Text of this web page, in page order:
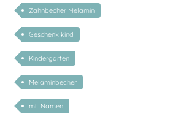
Zahnbecher Melamin
Geschenk kind
Kindergarten
Melaminbecher
mit Namen